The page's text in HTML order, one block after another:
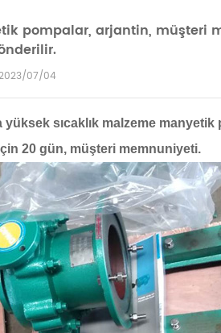
pompalar, arjantin, müşteri
07/04
sıcaklık malzeme manyetik
20 gün, müşteri memnuniyeti.